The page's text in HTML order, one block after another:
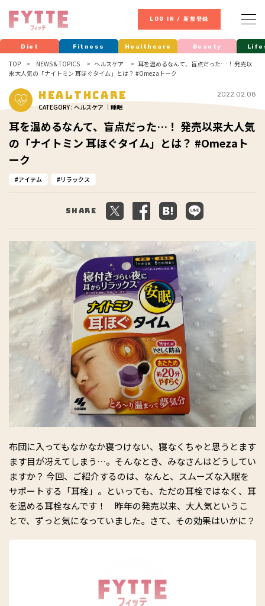
LOG IN / 新規登録
Diet Fitness Healthcare Beauty
TOP NEWS & TOPICS ヘルスケア
耳を温めるなんて、盲点だった…！ 発売以
来大人気の「ナイトミン 耳ほぐタイム」とは？ #Omezaトーク
Healthcare
CATEGORY : ヘルスケア ｜睡眠
2022.02.08
耳を温めるなんて、盲点だった…！ 発売以来大人気
の「ナイトミン 耳ほぐタイム」とは？ #Omezaト
ーク
アイテム リラックス
Share
布団に入ってもなかなか寝つけない、寝なくちゃと思うとます
ます目が冴えてしまう…。そんなとき、みなさんはどうしてい
ますか？ 今回、ご紹介するのは、なんと、スムーズな入眠を
サポートする「耳栓」。といっても、ただの耳栓ではなく、耳
を温める耳栓なんです！ 昨年の発売以来、大人気というこ
とで、ずっと気になっていました。さて、その効果はいかに？